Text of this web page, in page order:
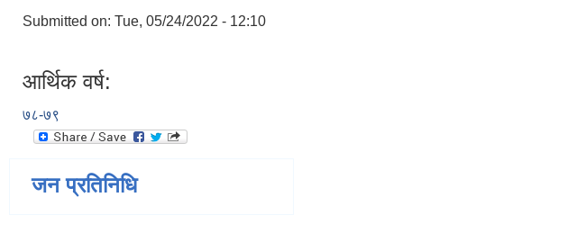
Submitted on: Tue, 05/24/2022 - 12:10
आर्थिक वर्ष:
७८-७९
जन प्रतिनिधि